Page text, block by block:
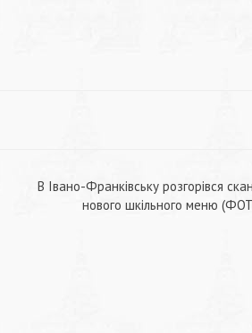
В Івано-Франківську розгорівся
нового шкільного меню